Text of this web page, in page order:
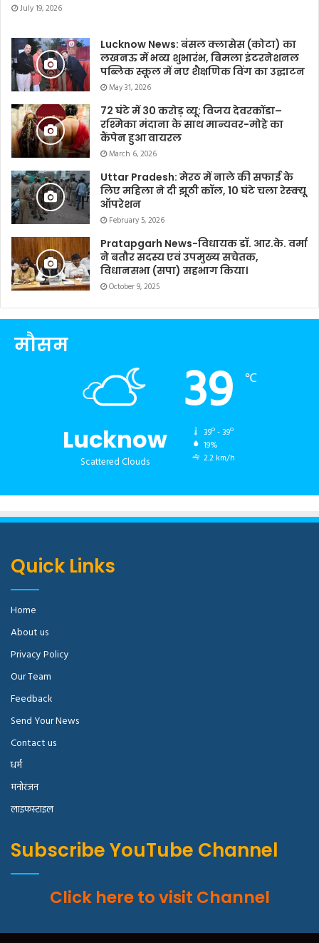
July 19, 2026
Lucknow News: बंसल क्लासेस (कोटा) का
लखनऊ में भव्य शुभारंभ, बिमला इंटरनेशनल
पब्लिक स्कूल में नए शैक्षणिक विंग का उद्घाटन
May 31, 2026
72 घंटे में 30 करोड़ व्यू: विजय देवरकोंडा–
रश्मिका मंदाना के साथ मान्यवर-मोहे का
कैंपेन हुआ वायरल
March 6, 2026
Uttar Pradesh: मेरठ में नाले की सफाई के
लिए महिला ने दी झूठी कॉल, 10 घंटे चला रेस्क्यू
ऑपरेशन
February 5, 2026
Pratapgarh News-विधायक डॉ. आर.के. वर्मा
ने बतौर सदस्य एवं उपमुख्य सचेतक,
विधानसभा (सपा) सहभाग किया।
October 9, 2025
मौसम
Lucknow
Scattered Clouds
39 ℃
39º - 39º
19%
2.2 km/h
Quick Links
Home
About us
Privacy Policy
Our Team
Feedback
Send Your News
Contact us
धर्म
मनोरंजन
लाइफस्टाइल
Subscribe YouTube Channel
Click here to visit Channel